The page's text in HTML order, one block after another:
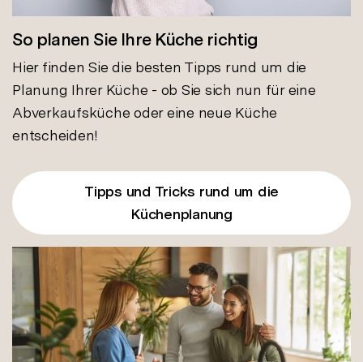
So planen Sie Ihre Küche richtig
Hier finden Sie die besten Tipps rund um die
Planung Ihrer Küche - ob Sie sich nun für eine
Abverkaufsküche oder eine neue Küche
entscheiden!
Tipps und Tricks rund um die
Küchenplanung